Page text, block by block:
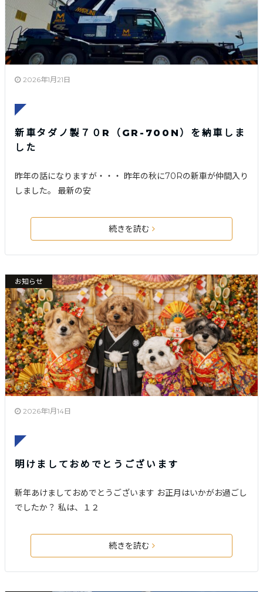
2026年1月21日
新車タダノ製７０R（GR-700N）を納車しま
した
昨年の話になりますが・・・ 昨年の秋に70Rの新車が仲間入り
しました。 最新の安
続きを読む
お知らせ
2026年1月14日
明けましておめでとうございます
新年あけましておめでとうございます お正月はいかがお過ごし
でしたか？ 私は、１２
続きを読む